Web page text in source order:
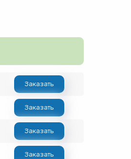
Заказать
Заказать
Заказать
Заказать